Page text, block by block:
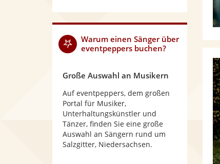
Warum einen Sängerüber
eventpeppers buchen?
Große Auswahl an Musikern
Auf eventpeppers, dem großen
Portal für Musiker,
Unterhaltungskünstler und
Tänzer, finden Sie eine große
Auswahl an Sängern rund um
Salzgitter, Niedersachsen.